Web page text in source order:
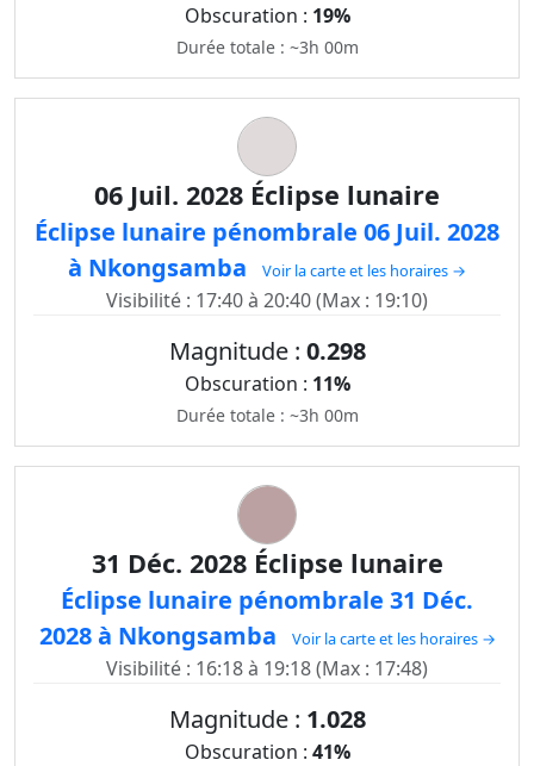
Obscuration : 19%
Durée totale : ~3h 00m
06 Juil. 2028 Éclipse lunaire
Éclipse lunaire pénombrale 06 Juil. 2028
à Nkongsamba
Voir la carte et les horaires →
Visibilité : 17:40 à 20:40 (Max : 19:10)
Magnitude : 0.298
Obscuration : 11%
Durée totale : ~3h 00m
31 Déc. 2028 Éclipse lunaire
Éclipse lunaire pénombrale 31 Déc.
2028 à Nkongsamba
Voir la carte et les horaires →
Visibilité : 16:18 à 19:18 (Max : 17:48)
Magnitude : 1.028
Obscuration : 41%